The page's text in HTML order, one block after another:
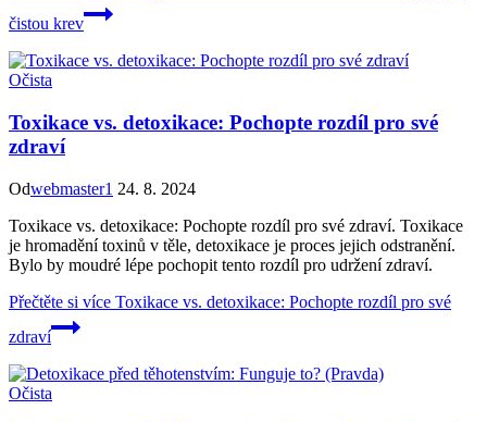
čistou krev
Očista
Toxikace vs. detoxikace: Pochopte rozdíl pro své
zdraví
Odwebmaster1 24. 8. 2024
Toxikace vs. detoxikace: Pochopte rozdíl pro své zdraví. Toxikace
je hromadění toxinů v těle, detoxikace je proces jejich odstranění.
Bylo by moudré lépe pochopit tento rozdíl pro udržení zdraví.
Přečtěte si více Toxikace vs. detoxikace: Pochopte rozdíl pro své
zdraví
Očista